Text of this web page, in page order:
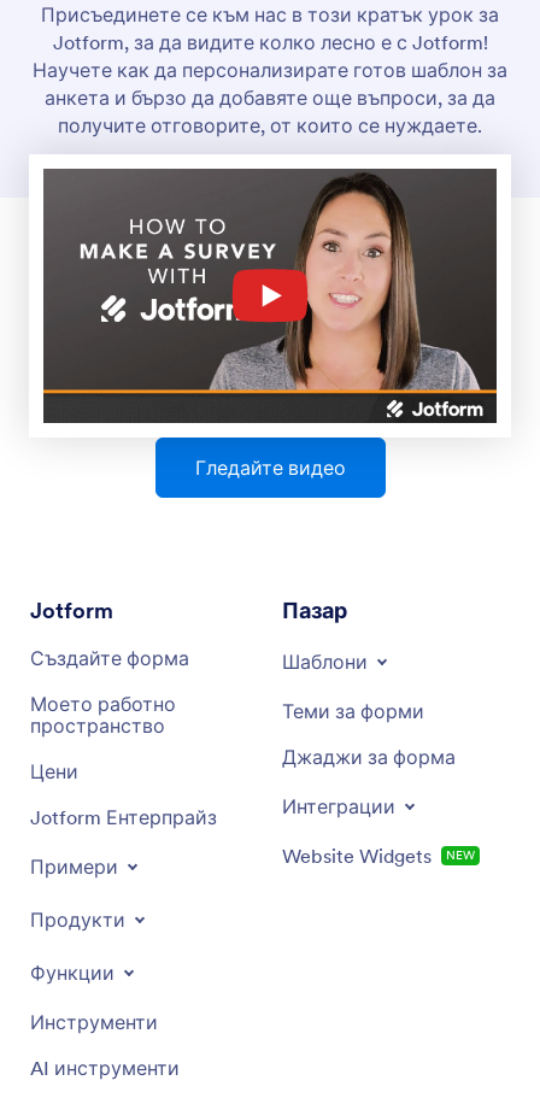
Присъединете се към нас в този кратък урок за
Jotform, за да видите колко лесно е с Jotform!
Научете как да персонализирате готов шаблон за
анкета и бързо да добавяте още въпроси, за да
получите отговорите, от които се нуждаете.
Гледайте видео
Jotform
Създайте форма
Моето работно
пространство
Цени
Jotform Ентерпрайз
Примери
Продукти
Функции
Инструменти
AI инструменти
Пазар
Шаблони
Теми за форми
Джаджи за форма
Интеграции
Website Widgets NEW